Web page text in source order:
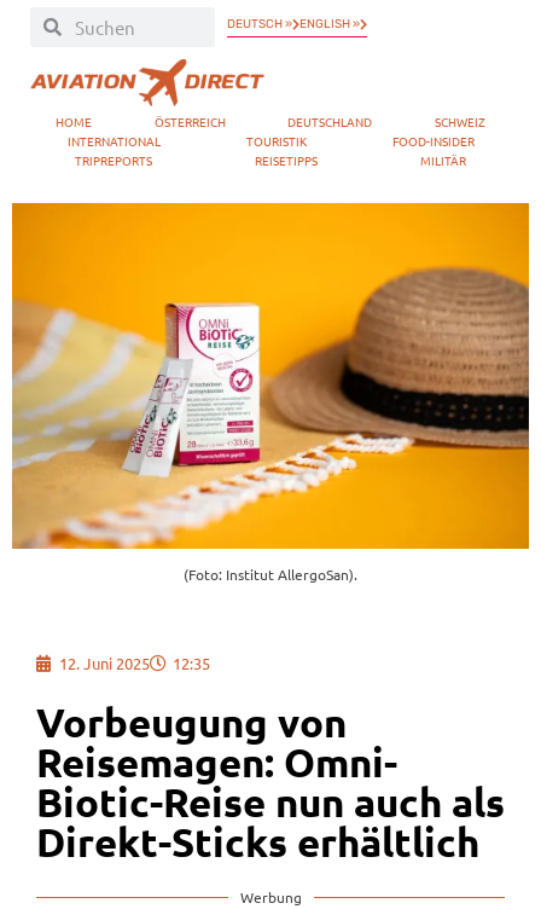
DEUTSCH » ENGLISH »
HOME ÖSTERREICH DEUTSCHLAND
SCHWEIZ
INTERNATIONAL
TOURISTIK
FOOD-INSIDER
TRIPREPORTS
REISETIPPS MILITÄR
(Foto: Institut AllergoSan).
12. Juni 2025 12:35
Vorbeugung von
Reisemagen: Omni-
Biotic-Reise nun auch als
Direkt-Sticks erhältlich
Werbung